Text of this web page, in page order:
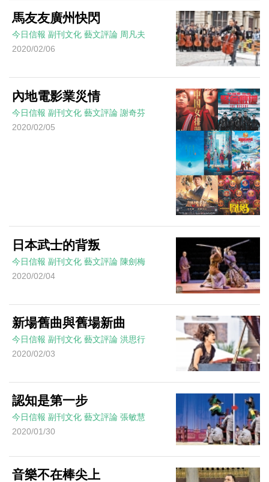
馬友友廣州快閃
今日信報 副刊文化 藝文評論 周凡夫
2020/02/06
內地電影業災情
今日信報 副刊文化 藝文評論 謝奇芬
2020/02/05
日本武士的背叛
今日信報 副刊文化 藝文評論 陳劍梅
2020/02/04
新場舊曲與舊場新曲
今日信報 副刊文化 藝文評論 洪思行
2020/02/03
認知是第一步
今日信報 副刊文化 藝文評論 張敏慧
2020/01/30
音樂不在棒尖上